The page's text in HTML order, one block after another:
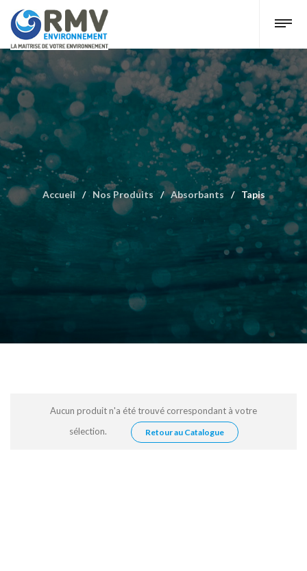
Accueil / Nos Produits / Absorbants / Tapis
Aucun produit n'a été trouvé correspondant à votre
sélection.
Retour au Catalogue